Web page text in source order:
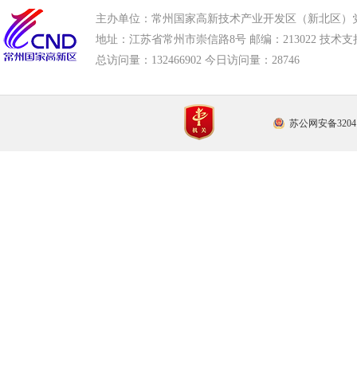
主办单位：常州国家高新技术产业开发区（新北区）
地址：江苏省常州市崇信路8号 邮编：213022 技术支
总访问量： 132466902 今日访问量： 28746
苏公网安备